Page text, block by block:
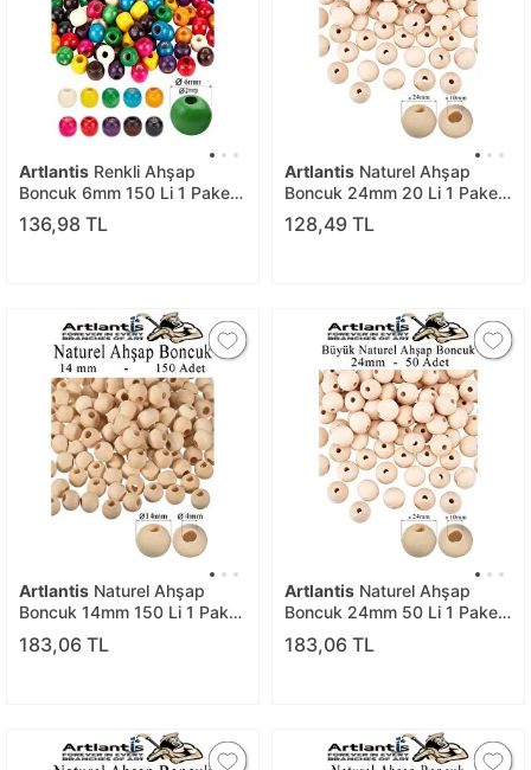
Artlantis Renkli Ahşap
Boncuk 6mm 150 Li 1 Paket
Renkli Ahşap Boyalı Yuvarlak
Doğal Boncuklar Saç Takı
136,98 TL
Artlantis Naturel Ahşap
Boncuk 24mm 20 Li 1 Paket
Ham Boyanabilir Ahşap
Yuvarlak Doğal Boncuklar
128,49 TL
Artlantis Naturel Ahşap
Boncuk 14mm 150 Li 1 Paket
Ham Boyanabilir Ahşap
Yuvarlak Doğal Boncuklar
183,06 TL
Artlantis Naturel Ahşap
Boncuk 24mm 50 Li 1 Paket
Ham Boyanabilir Ahşap
Yuvarlak Doğal Boncuklar
183,06 TL